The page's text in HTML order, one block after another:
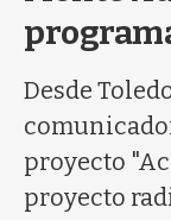
Desde
proyecto
proyecto